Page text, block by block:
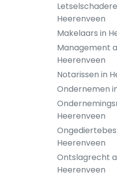
Heerenveen
Makelaars in
Management
Heerenveen
Notarissen in
Ondernemen
Heerenveen
Heerenveen
Ontslagrecht
Heerenveen